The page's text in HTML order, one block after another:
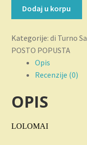
Privatnost 990.00
Dodaj u korpu
Kategorije: di Turno
POSTO POPUSTA
Opis
Recenzije (0)
OPIS
LOLOMAI